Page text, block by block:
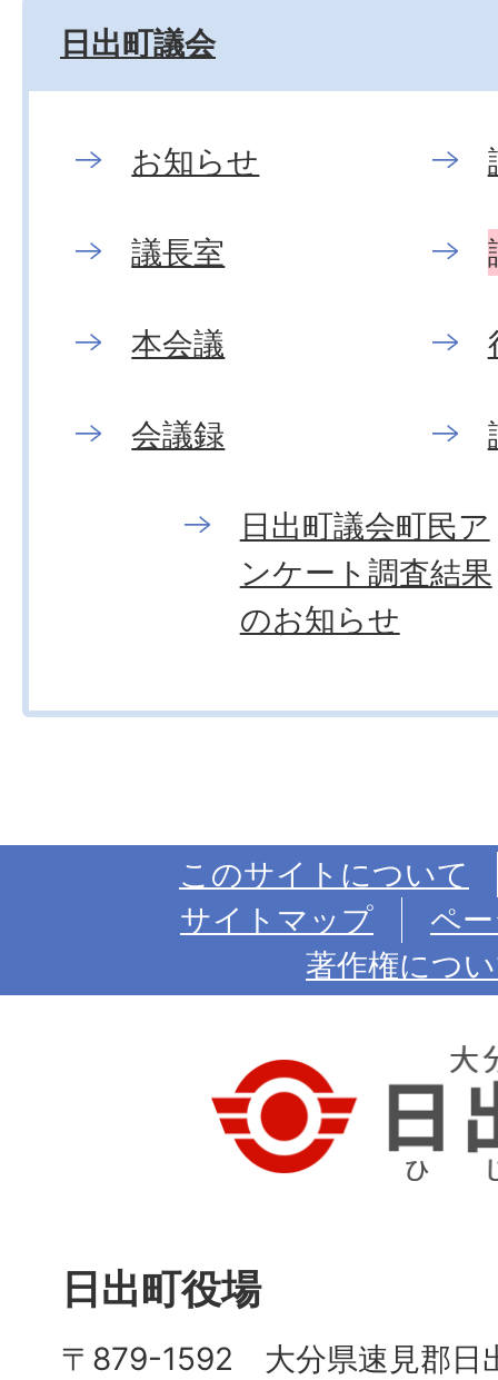
日出町議会
お知らせ
議長室
本会議
会議録
日出町議会町民ア
ンケート調査結果
のお知らせ
このサイトについて
サイトマップ
ペ
著作権につ
日出町役場
〒879-1592 大分県速見郡日